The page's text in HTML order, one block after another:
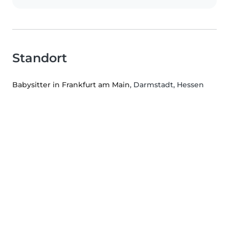
Standort
Babysitter in Frankfurt am Main, Darmstadt, Hessen